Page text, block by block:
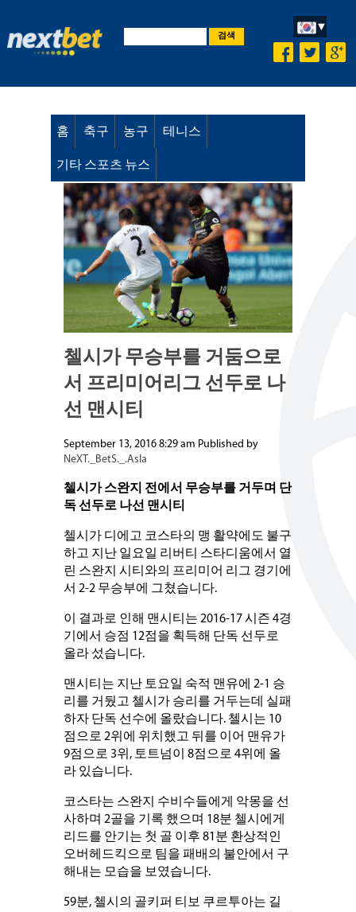
검색
홈 축구 농구 테니스
기타 스포츠 뉴스
첼시가 무승부를 거둠으로
서 프리미어리그 선두로 나
선 맨시티
September 13, 2016 8:29 am Published by
NeXT._BetS._.AsIa
첼시가 스완지 전에서 무승부를 거두며 단
독선두로 나선 맨시티
첼시가 디에고 코스타의 맹 활약에도 불구
하고 지난 일요일 리버티 스타디움에서 열
린 스완지 시티와의 프리미어 리그 경기에
서 2-2 무승부에 그쳤습니다.
이 결과로 인해 맨시티는 2016-17 시즌 4경
기에서 승점 12점을 획득해 단독 선두로
올라 섰습니다.
맨시티는 지난 토요일 숙적 맨유에 2-1 승
리를 거뒀고 첼시가 승리를 거두는데 실패
하자 단독 선수에 올랐습니다. 첼시는 10
점으로 2위에 위치했고 뒤를 이어 맨유가
9점으로 3위, 토트넘이 8점으로 4위에 올
라 있습니다.
코스타는 스완지 수비수들에게 악몽을 선
사하며 2골을 기록 했으며 18분 첼시에게
리드를 안기는 첫 골 이후 81분 환상적인
오버헤드킥으로 팀을 패배의 불안에서 구
해내는 모습을 보였습니다.
59분, 첼시의 골키퍼 티보 쿠르투아는 길